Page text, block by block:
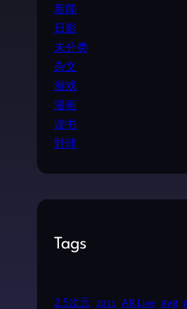
新闻
日影
未分类
杂文
游戏
漫画
读书
野球
Tags
2.5次元 2011 AR Live avg